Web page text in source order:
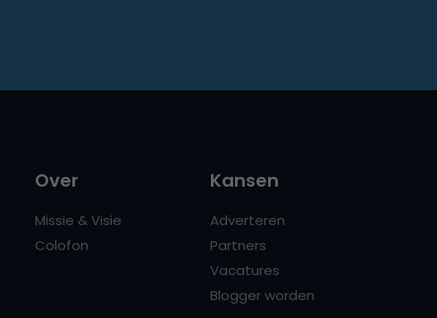
Over
Missie & Visie
Colofon
Kansen
Adverteren
Partners
Vacatures
Blogger worden